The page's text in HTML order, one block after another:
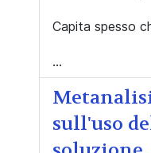
Capita spesso
...
sull'uso